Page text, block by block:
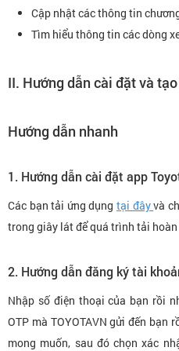
Cập nhật các thông tin
Tìm hiểu thông tin các dòng
II. Hướng dẫn cài đặt và
Hướng dẫn nhanh
1. Hướng dẫn cài đặt app
Các bạn tải ứng dụng tại đâyvà
trong giây lát để quá trình tải
2. Hướng dẫn đăng ký tài
Nhập số điện thoại của bạn rồi
OTP mà TOYOTAVN gửi đến bạn
mong muốn, sau đó chọnxác